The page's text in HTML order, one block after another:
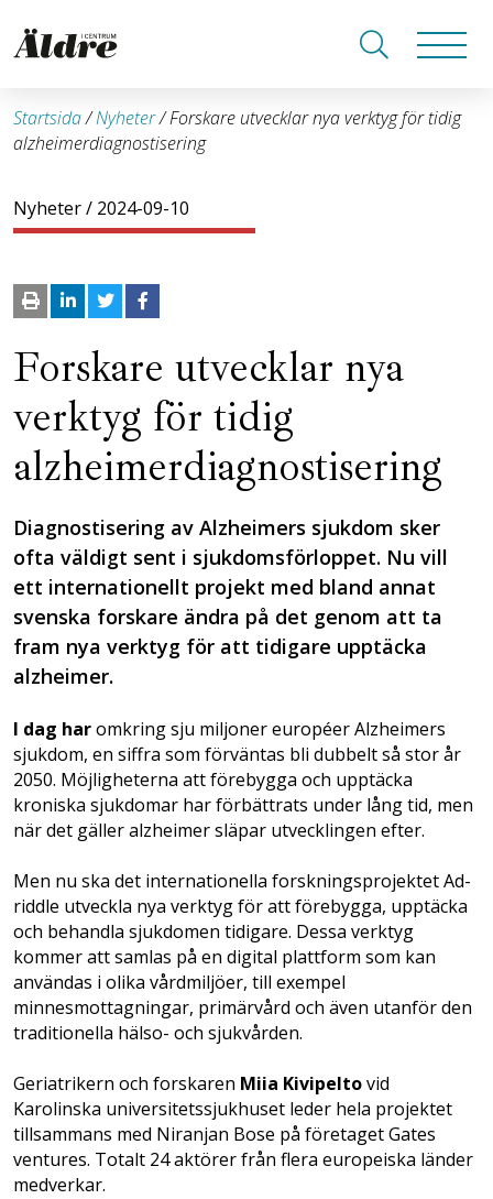
Startsida/Nyheter/Forskare utvecklar nya verktyg för tidig
alzheimerdiagnostisering
Nyheter/ 2024-09-10
Forskare utvecklar nya
verktyg för tidig
alzheimerdiagnostisering
Diagnostisering av Alzheimers sjukdom sker
ofta väldigt sent i sjukdomsförloppet. Nu vill
ett internationellt projekt med bland annat
svenska forskare ändra på det genom att ta
fram nya verktyg för att tidigare upptäcka
alzheimer.
I dag haromkring sju miljoner européer Alzheimers
sjukdom, en siffra som förväntas bli dubbelt så stor år
2050. Möjligheterna att förebygga och upptäcka
kroniska sjukdomar har förbättrats under lång tid, men
när det gäller alzheimer släpar utvecklingen efter.
Men nu ska det internationella forskningsprojektet Ad-
riddle utveckla nya verktyg för att förebygga, upptäcka
och behandla sjukdomen tidigare. Dessa verktyg
kommer att samlas på en digital plattform som kan
användas i olika vårdmiljöer, till exempel
minnesmottagningar, primärvård och även utanför den
traditionella hälso- och sjukvården.
Geriatrikern och forskaren Miia Kivipeltovid
Karolinska universitetssjukhuset leder hela projektet
tillsammans med Niranjan Bose på företaget Gates
ventures. Totalt 24 aktörer från flera europeiska länder
medverkar.